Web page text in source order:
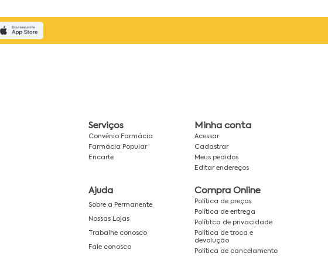
Serviços
Convênio Farmácia
Farmácia Popular
Encarte
Minha conta
Acessar
Cadastrar
Meus pedidos
Editar endereços
Ajuda
Sobre a Permanente
Nossas Lojas
Trabalhe conosco
Fale conosco
Compra Online
Política de preços
Política de entrega
Polítitca de privacidade
Política de troca e
devolução
Política de cancelamento